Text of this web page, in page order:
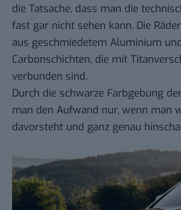
die Tatsache, dass man die
fast gar nicht sehen kann. Die
aus geschmiedetem Aluminium
Carbonschichten, die mit
verbunden sind.
Durch die schwarze Farbgebung
man den Aufwand nur, wenn man
davorsteht und ganz genau